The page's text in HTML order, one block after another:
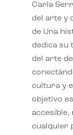
Carla
del arte y
de Una
dedica su
del arte
cultura y
objetivo
cualquier